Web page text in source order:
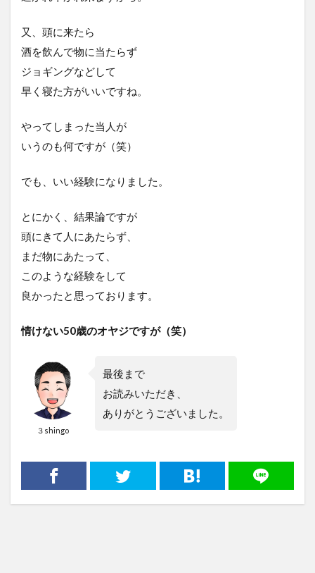
又、頭に来たら
酒を飲んで物に当たらず
ジョギングなどして
早く寝た方がいいですね。
やってしまった当人が
いうのも何ですが（笑）
でも、いい経験になりました。
とにかく、結果論ですが
頭にきて人にあたらず、
まだ物にあたって、
このような経験をして
良かったと思っております。
情けない50歳のオヤジですが（笑）
３shingo
最後まで
お読みいただき、
ありがとうございました。